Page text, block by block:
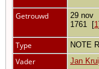
Getrouwd
29 nov
1761
[1 ]
Type
NOTE
Vader Jan